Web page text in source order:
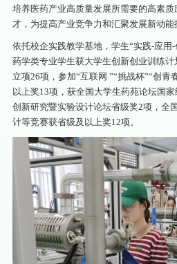
培养医药产业高质量发展所需要的高素
才，为提高产业竞争力和汇聚发展新动能
依托校企实践教学基地，学生“实践-应用
药学类专业学生获大学生创新创业训练
立项26项，参加“互联网 ”“挑战杯”“创青
以上奖13项，获全国大学生药苑论坛国
创新研究暨实验设计论坛省级奖2项，全
计等竞赛获省级及以上奖12项。